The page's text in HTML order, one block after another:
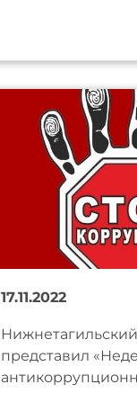
17.11.2022
представил